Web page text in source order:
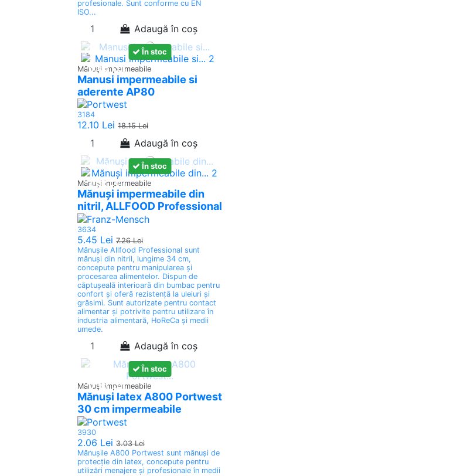
profesionale. Sunt conforme cu EN
ISO...
Adaugă în coș
Promoții
-6.05 Lei
În stoc
Mănuşi impermeabile
Manusi impermeabile si
aderente AP80
3184
12.10 Lei 18.15 Lei
Adaugă în coș
Promoții
-1.82 Lei
În stoc
Mănuşi impermeabile
Mănuși impermeabile din
nitril, ALLFOOD Professional
3634
5.45 Lei 7.26 Lei
Mănușile Allfood Professional sunt
mănuși din nitril, lungime 34 cm,
concepute pentru manipularea și
procesarea alimentelor. Dispun de
căptușeală interioară din bumbac pentru
confort și oferă rezistență la uleiuri și
grăsimi. Sunt autorizate pentru contact
alimentar și potrivite pentru utilizare în
industria alimentară, HoReCa și medii
umede.
Adaugă în coș
Promoții
-0.97 Lei
În stoc
Mănuşi impermeabile
Mănuși latex A800 Portwest
30 cm impermeabile
3930
2.06 Lei 3.03 Lei
Mănușile A800 Portwest sunt mănuși de
protecție din latex, concepute pentru
utilizări menajere și profesionale în medii